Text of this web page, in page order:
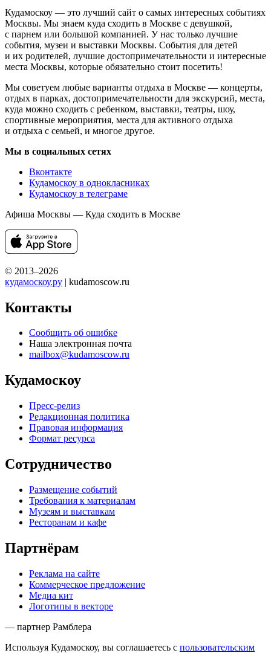
Кудамоскоу — это лучший сайт о самых интересных событиях
Москвы. Мы знаем куда сходить в Москве с девушкой,
с парнем или большой компанией. У нас только лучшие
события, музеи и выставки Москвы. События для детей
и их родителей, лучшие достопримечательности и интересные
места Москвы, которые обязательно стоит посетить!
Мы советуем любые варианты отдыха в Москве — концерты,
отдых в парках, достопримечательности для экскурсий, места,
куда можно сходить с ребенком, выставки, театры, шоу,
спортивные мероприятия, места для активного отдыха
и отдыха с семьей, и многое другое.
Мы в социальных сетях
Вконтакте
Кудамоскоу в однокласниках
Кудамоскоу в телеграме
Афиша Москвы — Куда сходить в Москве
© 2013–2026
кудамоскоу.ру | kudamoscow.ru
Контакты
Сообщить об ошибке
Наша электронная почта
mailbox@kudamoscow.ru
Кудамоскоу
Пресс-релиз
Редакционная политика
Правовая информация
Формат ресурса
Сотрудничество
Размещение событий
Требования к материалам
Музеям и выставкам
Ресторанам и кафе
Партнёрам
Реклама на сайте
Коммерческое предложение
Медиа кит
Логотипы в векторе
— партнер Рамблера
Используя Кудамоскоу, вы соглашаетесь с пользовательским